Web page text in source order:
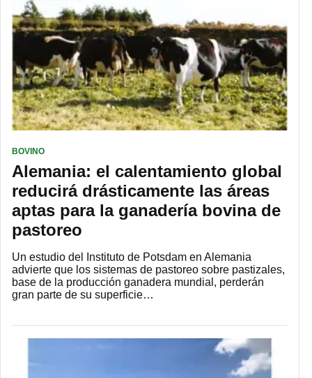
BOVINO
Alemania: el calentamiento global
reducirá drásticamente las áreas
aptas para la ganadería bovina de
pastoreo
Un estudio del Instituto de Potsdam en Alemania
advierte que los sistemas de pastoreo sobre pastizales,
base de la producción ganadera mundial, perderán
gran parte de su superficie…